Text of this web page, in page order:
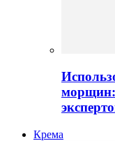
морщин:
Крема